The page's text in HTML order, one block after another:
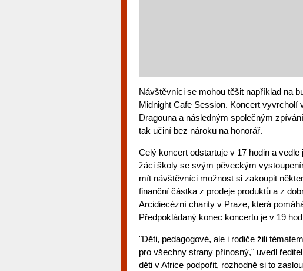
Návštěvníci se mohou těšit například na
Midnight Cafe Session. Koncert
Dragouna a následným společným
tak učiní bez nároku na honorář.
Celý koncert odstartuje v 17 hodin a
žáci školy se svým pěveckým
mít návštěvníci možnost si zakoupit
finanční částka z prodeje produktů a z
Arcidiecézní charity v Praze, která
Předpokládaný konec koncertu je v 19
"Děti, pedagogové, ale i rodiče žili
pro všechny strany přínosný," uvedl
děti v Africe podpořit, rozhodně si to